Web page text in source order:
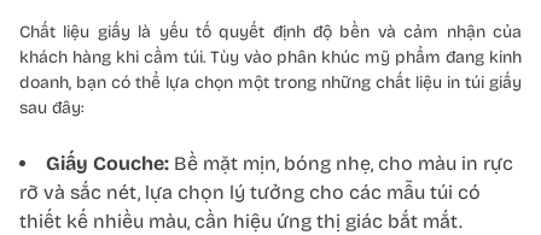
Chất liệu giấy là yếu tố quyết định độ bền và cảm nhận của
khách hàng khi cầm túi. Tùy vào phân khúc mỹ phẩm đang kinh
doanh, bạn có thể lựa chọn một trong những chất liệu in túi giấy
sau đây:
Giấy Couche: Bề mặt mịn, bóng nhẹ, cho màu in rực
rỡ và sắc nét, lựa chọn lý tưởng cho các mẫu túi có
thiết kế nhiều màu, cần hiệu ứng thị giác bắt mắt.